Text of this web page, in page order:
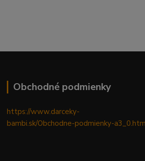
Obchodné podmienky
https://www.darceky-
bambi.sk/Obchodne-podmienky-a3_0.htm